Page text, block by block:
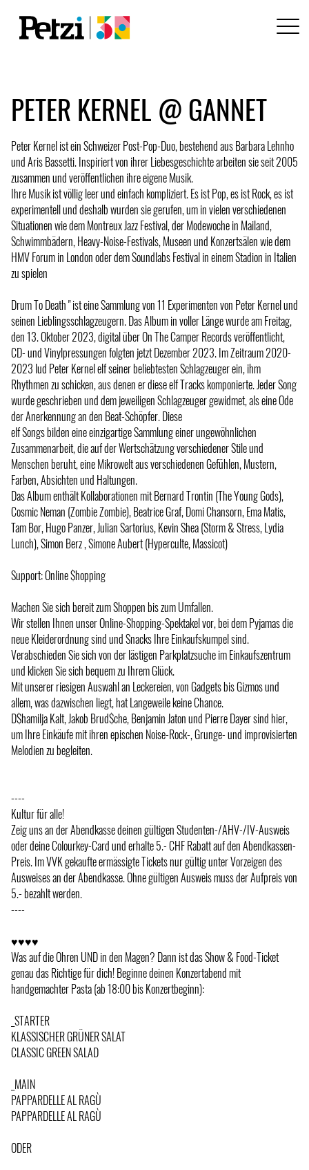
PETER KERNEL @ GANNET
Peter Kernel ist ein Schweizer Post-Pop-Duo, bestehend aus Barbara Lehnho
und Aris Bassetti. Inspiriert von ihrer Liebesgeschichte arbeiten sie seit 2005
zusammen und veröffentlichen ihre eigene Musik.
Ihre Musik ist völlig leer und einfach kompliziert. Es ist Pop, es ist Rock, es ist
experimentell und deshalb wurden sie gerufen, um in vielen verschiedenen
Situationen wie dem Montreux Jazz Festival, der Modewoche in Mailand,
Schwimmbädern, Heavy-Noise-Festivals, Museen und Konzertsälen wie dem
HMV Forum in London oder dem Soundlabs Festival in einem Stadion in Italien
zu spielen
Drum To Death " ist eine Sammlung von 11 Experimenten von Peter Kernel und
seinen Lieblingsschlagzeugern. Das Album in voller Länge wurde am Freitag,
den 13. Oktober 2023, digital über On The Camper Records veröffentlicht,
CD- und Vinylpressungen folgten jetzt Dezember 2023. Im Zeitraum 2020-
2023 lud Peter Kernel elf seiner beliebtesten Schlagzeuger ein, ihm
Rhythmen zu schicken, aus denen er diese elf Tracks komponierte. Jeder Song
wurde geschrieben und dem jeweiligen Schlagzeuger gewidmet, als eine Ode
der Anerkennung an den Beat-Schöpfer. Diese
elf Songs bilden eine einzigartige Sammlung einer ungewöhnlichen
Zusammenarbeit, die auf der Wertschätzung verschiedener Stile und
Menschen beruht, eine Mikrowelt aus verschiedenen Gefühlen, Mustern,
Farben, Absichten und Haltungen.
Das Album enthält Kollaborationen mit Bernard Trontin (The Young Gods),
Cosmic Neman (Zombie Zombie), Beatrice Graf, Domi Chansorn, Ema Matis,
Tam Bor, Hugo Panzer, Julian Sartorius, Kevin Shea (Storm & Stress, Lydia
Lunch), Simon Berz , Simone Aubert (Hyperculte, Massicot)
Support: Online $hopping
Machen Sie sich bereit zum Shoppen bis zum Umfallen.
Wir stellen Ihnen unser Online-Shopping-Spektakel vor, bei dem Pyjamas die
neue Kleiderordnung sind und Snacks Ihre Einkaufskumpel sind.
Verabschieden Sie sich von der lästigen Parkplatzsuche im Einkaufszentrum
und klicken Sie sich bequem zu Ihrem Glück.
Mit unserer riesigen Auswahl an Leckereien, von Gadgets bis Gizmos und
allem, was dazwischen liegt, hat Langeweile keine Chance.
D$hamilja Kalt, Jakob Brud$che, Benjamin Jaton und Pierre Dayer sind hier,
um Ihre Einkäufe mit ihren epischen Noise-Rock-, Grunge- und improvisierten
Melodien zu begleiten.
----
Kultur für alle!
Zeig uns an der Abendkasse deinen gültigen Studenten-/AHV-/IV-Ausweis
oder deine Colourkey-Card und erhalte 5.- CHF Rabatt auf den Abendkassen-
Preis. Im VVK gekaufte ermässigte Tickets nur gültig unter Vorzeigen des
Ausweises an der Abendkasse. Ohne gültigen Ausweis muss der Aufpreis von
5.- bezahlt werden.
----
♥♥♥♥
Was auf die Ohren UND in den Magen? Dann ist das Show & Food-Ticket
genau das Richtige für dich! Beginne deinen Konzertabend mit
handgemachter Pasta (ab 18:00 bis Konzertbeginn):
_STARTER
KLASSISCHER GRÜNER SALAT
CLASSIC GREEN SALAD
_MAIN
PAPPARDELLE AL RAGÙ
PAPPARDELLE AL RAGÙ
ODER